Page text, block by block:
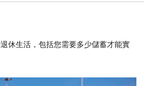
休生活，包括您需要多少儲蓄才能實